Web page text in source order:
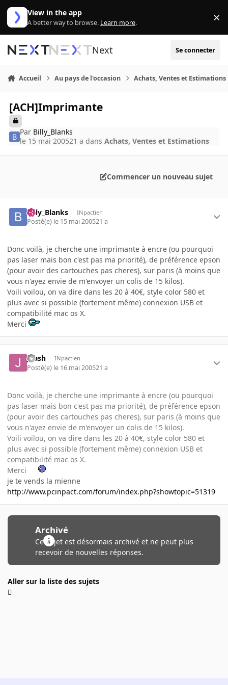
Aller au contenu
View in the app
A better way to browse. Learn more. ×
Next Se connecter
Accueil Au pays de l'occasion Achats, Ventes et Estimations
[ACH]Imprimante
Par Billy_Blanks
le 15 mai 200521 a dansAchats, Ventes et Estimations
Commencer un nouveau sujet
Billy_Blanks INpactien
Posté(e) le 15 mai 200521 a
Donc voilà, je cherche une imprimante à encre (ou pourquoi
pas laser mais bon c'est pas ma priorité), de préférence epson
(pour avoir des cartouches pas cheres), sur paris (à moins que
vous n'ayez envie de m'envoyer un colis de 15 kilos).
Voili voilou, on va dire dans les 20 à 40€, style color 580 et
plus avec si possible (fortement même) connexion USB et
compatibilité mac os X.
Merci
jnash INpactien
Posté(e) le 16 mai 200521 a
Donc voilà, je cherche une imprimante à encre (ou pourquoi
pas laser mais bon c'est pas ma priorité), de préférence epson
(pour avoir des cartouches pas cheres), sur paris (à moins que
vous n'ayez envie de m'envoyer un colis de 15 kilos).
Voili voilou, on va dire dans les 20 à 40€, style color 580 et
plus avec si possible (fortement même) connexion USB et
compatibilité mac os X.
Merci
je te vends la mienne
http://www.pcinpact.com/forum/index.php?showtopic=51319
Archivé
Ce sujet est désormais archivé et ne peut plus
recevoir de nouvelles réponses.
Aller sur la liste des sujets